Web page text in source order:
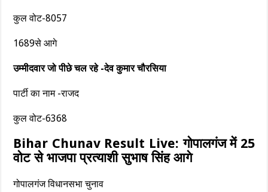
कुल वोट-8057
1689से आगे
उम्मीदवार जो पीछे चल रहे -देव कुमार चौरसिया
पार्टी का नाम -राजद
कुल वोट-6368
Bihar Chunav Result Live: गोपालगंज में 25
वोट से भाजपा प्रत्याशी सुभाष सिंह आगे
गोपालगंज विधानसभा चुनाव